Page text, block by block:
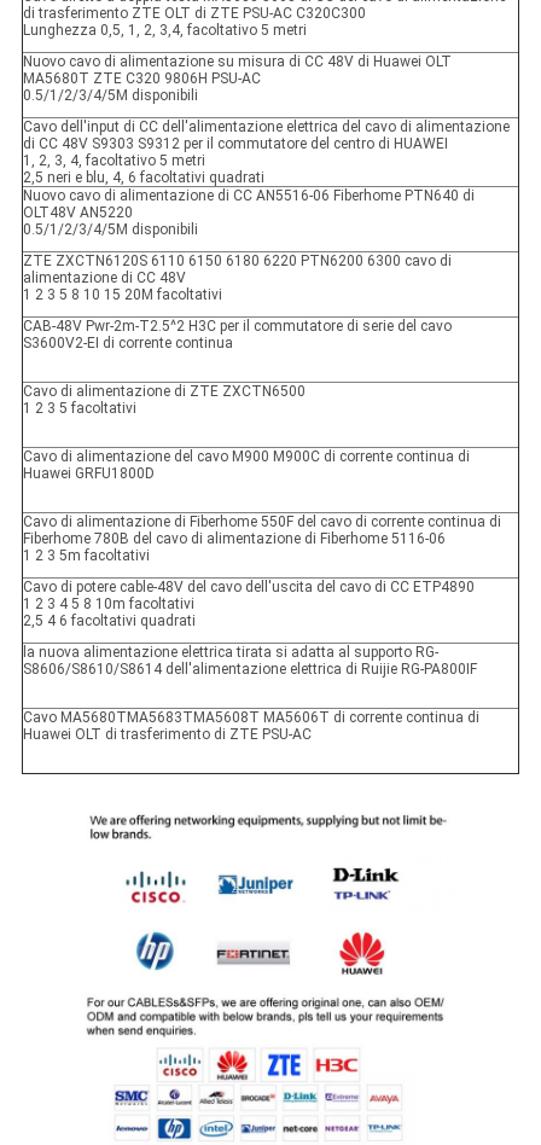
di trasferimento ZTE OLT di ZTE PSU-AC C320C300
Lunghezza 0,5, 1, 2, 3,4, facoltativo 5 metri
Nuovo cavo di alimentazione su misura di CC 48V di Huawei OLT
MA5680T ZTE C320 9806H PSU-AC
0.5/1/2/3/4/5M disponibili
Cavo dell'input di CC dell'alimentazione elettrica del cavo di alimentazione
di CC 48V S9303 S9312 per il commutatore del centro di HUAWEI
1, 2, 3, 4, facoltativo 5 metri
2,5 neri e blu, 4, 6 facoltativi quadrati
Nuovo cavo di alimentazione di CC AN5516-06 Fiberhome PTN640 di
OLT48V AN5220
0.5/1/2/3/4/5M disponibili
ZTE ZXCTN6120S 6110 6150 6180 6220 PTN6200 6300 cavo di
alimentazione di CC 48V
1 2 3 5 8 10 15 20M facoltativi
CAB-48V Pwr-2m-T2.5^2 H3C per il commutatore di serie del cavo
S3600V2-EI di corrente continua
Cavo di alimentazione di ZTE ZXCTN6500
1 2 3 5 facoltativi
Cavo di alimentazione del cavo M900 M900C di corrente continua di
Huawei GRFU1800D
Cavo di alimentazione di Fiberhome 550F del cavo di corrente continua di
Fiberhome 780B del cavo di alimentazione di Fiberhome 5116-06
1 2 3 5m facoltativi
Cavo di potere cable-48V del cavo dell'uscita del cavo di CC ETP4890
1 2 3 4 5 8 10m facoltativi
2,5 4 6 facoltativi quadrati
la nuova alimentazione elettrica tirata si adatta al supporto RG-
S8606/S8610/S8614 dell'alimentazione elettrica di Ruijie RG-PA800IF
Cavo MA5680TMA5683TMA5608T MA5606T di corrente continua di
Huawei OLT di trasferimento di ZTE PSU-AC